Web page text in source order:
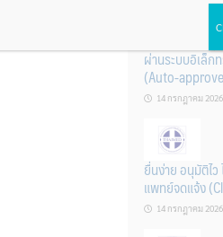
ระบบการขอ
ผ่านระบบอิเล็ก
(Auto-
14 กรกฎาคม 2026
ยื่นง่าย อนุมัติไ
แพทย์จดแจ้ง
14 กรกฎาคม 2026